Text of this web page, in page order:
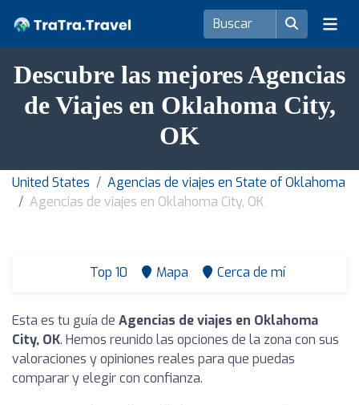
Descubre las mejores Agencias
de Viajes en Oklahoma City,
OK
United States
Agencias de viajes en State of Oklahoma
Agencias de viajes en Oklahoma City, OK
Top 10 Mapa Cerca de mí
Esta es tu guía de Agencias de viajes en Oklahoma
City, OK. Hemos reunido las opciones de la zona con sus
valoraciones y opiniones reales para que puedas
comparar y elegir con confianza.